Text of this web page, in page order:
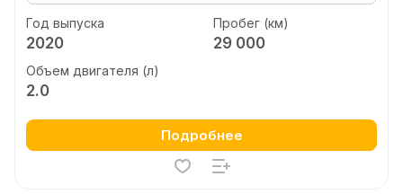
Год выпуска
2020
Пробег (км)
29 000
Объем двигателя (л)
2.0
Подробнее